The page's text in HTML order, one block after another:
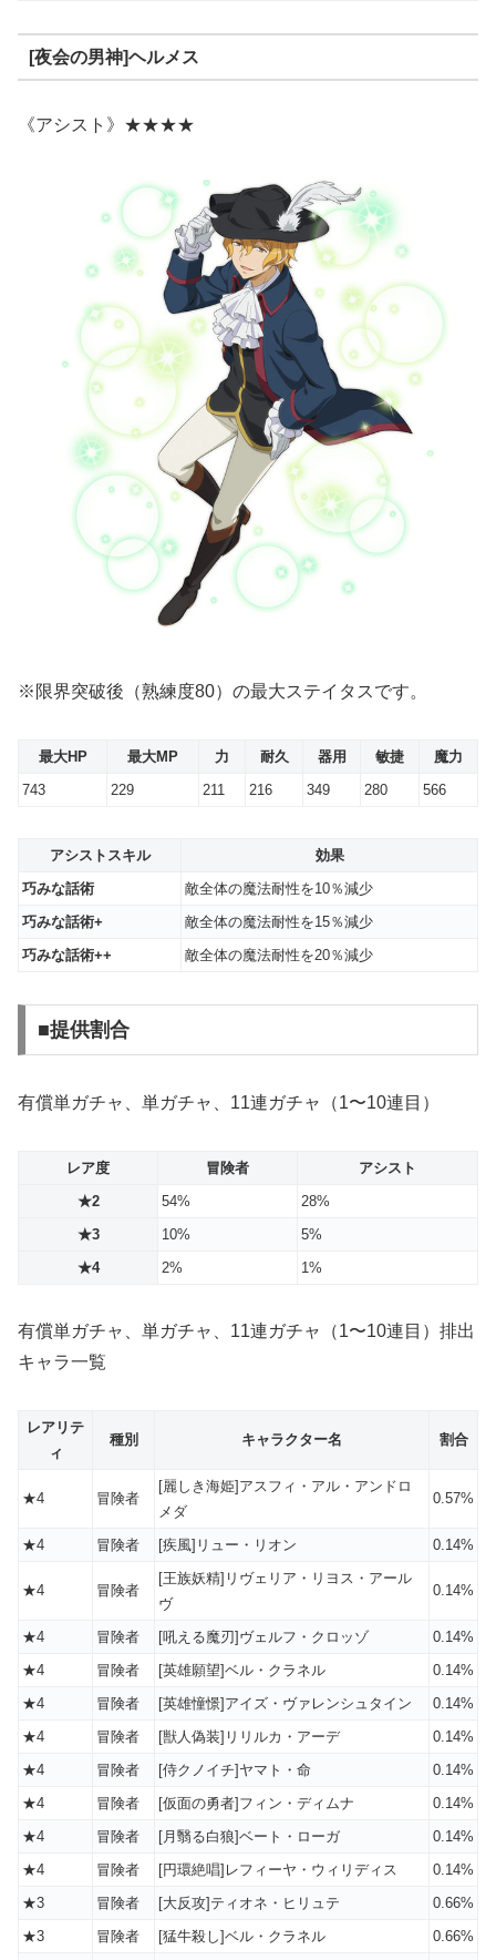
[夜会の男神]ヘルメス
《アシスト》★★★★
※限界突破後（熟練度80）の最大ステイタスです。
最大HP 最大MP 力 耐久 器用 敏捷
魔力
743
229 211 216 349 280 566
アシストスキル
効果
巧みな話術
敵全体の魔法耐性を10％減少
巧みな話術+
敵全体の魔法耐性を15％減少
巧みな話術++
敵全体の魔法耐性を20％減少
■提供割合
有償単ガチャ、単ガチャ、11連ガチャ（1〜10連目）
レア度 冒険者
アシスト
★2
54%
28%
★3
10%
5%
★4
2% 1%
有償単ガチャ、単ガチャ、11連ガチャ（1〜10連目）排出
キャラ一覧
レアリテ
ィ
種別 キャラクター名 割合
★4 冒険者
[麗しき海姫]アスフィ・アル・アンドロ
メダ
0.57%
★4 冒険者 [疾風]リュー・リオン 0.14%
★4 冒険者
[王族妖精]リヴェリア・リヨス・アール
ヴ
0.14%
★4 冒険者 [吼える魔刃]ヴェルフ・クロッゾ
0.14%
★4
冒険者 [英雄願望]ベル・クラネル
0.14%
★4
冒険者 [英雄憧憬]アイズ・ヴァレンシュタイン
0.14%
★4
冒険者 [獣人偽装]リリルカ・アーデ
0.14%
★4
冒険者 [侍クノイチ]ヤマト・命
0.14%
★4
冒険者 [仮面の勇者]フィン・ディムナ
0.14%
★4
冒険者 [月翳る白狼]ベート・ローガ
0.14%
★4
冒険者 [円環絶唱]レフィーヤ・ウィリディス
0.14%
★3
冒険者 [大反攻]ティオネ・ヒリュテ
0.66%
★3
冒険者 [猛牛殺し]ベル・クラネル
0.66%